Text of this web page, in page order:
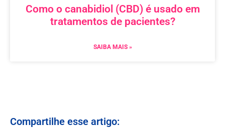
Como o canabidiol (CBD) é usado em
tratamentos de pacientes?
SAIBA MAIS »
Compartilhe esse artigo: